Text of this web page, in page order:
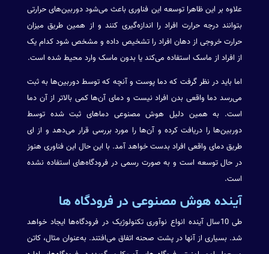
علاوه بر این ظاهرا توسعه این فناوری باعث می‌شود دوربین‌های حرارتی
بتوانند درجه حرارت افراد را اندازه‌گیری کنند و از همین طریق میزان
حرارت خروجی از دهان افراد را تشخیص داده و مشخص شود کدام یک
از افراد از ماسک استفاده می‌کند یا بدون ماسک وارد محیط شده است.
اما باید در نظر گرفت که دما پوست و آنچه که توسط دوربین‌ها به ثبت
می‌رسد دما واقعی بدن افراد نیست و دمای آن‌ها کمی بالاتر از آن دما
است. به همین دلیل هوش مصنوعی دماهای ثبت شده توسط
دوربین‌ها را دریافت کرده و آن‌ها را مورد بررسی قرار می‌دهد و از ای
طریق دمای واقعی افراد بدست خواهد آمد. با این حال این فناوری هنوز
در حال توسعه است و به صورت رسمی در فرودگاه‌های استفاده نشده
است.
آینده هوش مصنوعی در فرودگاه ها
طی 10سال آینده انواع نوآوری تکنولوژیک در فرودگاه‌ها ایجاد خواهد
شد. بسیاری از آنها در پشت صحنه اتفاق می‌افتند. به‌عنوان مثال، کاتن